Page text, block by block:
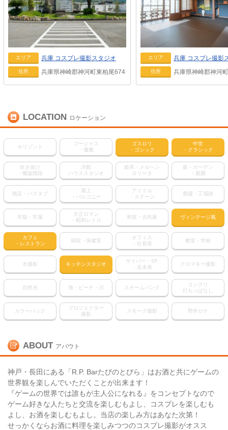
エリア 兵庫 コスプレ撮影スタジオ
住所 兵庫県神崎郡神河町東柏尾674
エリア 兵庫 コスプレ撮影
住所 兵庫県神崎郡神河
LOCATION ロケーション
ホリゾント
ゴージャス
・優雅
ゴスロリ
・ゴシック
中世
・クラシック
吹き抜け
・螺旋階段
洋館
ハウススタジオ
姫系・メルヘン
ロリータ
庭・ガーデン
・庭園
猫足・バスタブ
屋上
・バルコニー
アイドル
・ステージ
廃墟・工場跡
牢獄・牢屋
大正ロマン
・昭和レトロ
和室・古民家 ヴィンテージ風
カフェ
・レストラン
病院・保健室
オフィス
・社長室
教室・学校
水撮影 キッチンスタジオ
サイバー・SF
・近未来
クロマキー撮影
自然光 海・ビーチ・川 スチームパンク
コンクリ
打ちっぱなし
カラーパック
プロジェクター
撮影
スモーク撮影 野外ロケ
ABOUT アバウト
神戸・長田にある「R.P. Barたびのとびら」はお酒と共にゲームの
世界観を楽しんでいただくことが出来ます！
『ゲームの世界では誰もが主人公になれる』をコンセプトなので
ゲーム好きな人たちと交流を楽しむもよし、コスプレを楽しむも
よし、お酒を楽しむもよし。当店の楽しみ方はあなた次第！
せっかくならお酒に料理を楽しみつつのコスプレ撮影がオスス